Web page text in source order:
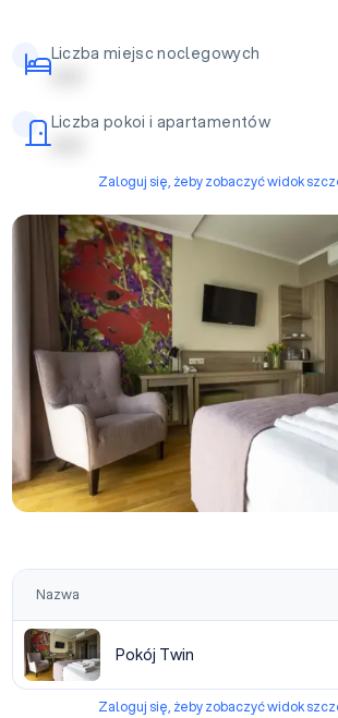
Liczba miejsc noclegowych
| | | | |
Liczba pokoi i apartamentów
| | | | |
Zaloguj się, żeby zobaczyć widok
Nazwa
Pokój Twin
Zaloguj się, żeby zobaczyć widok